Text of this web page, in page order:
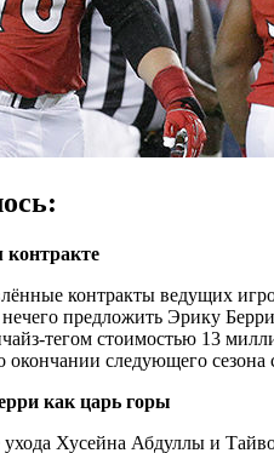
контракте
контракты ведущих
предложить Эрику
тегом стоимостью 13
следующего
как царь горы
Хусейна Абдуллы и